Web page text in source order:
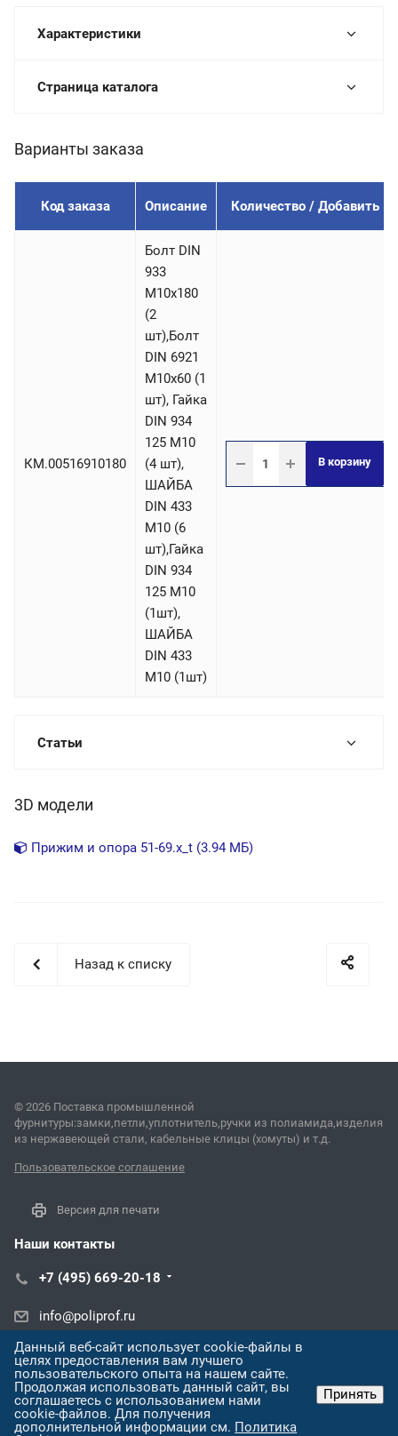
Характеристики
Страница каталога
Варианты заказа
Код заказа Описание Количество / Добавить
КМ.00516910180
Болт DIN
933
М10х180
(2
шт),Болт
DIN 6921
М10х60 (1
шт), Гайка
DIN 934
125 М10
(4 шт),
ШАЙБА
DIN 433
М10 (6
шт),Гайка
DIN 934
125 М10
(1шт),
ШАЙБА
DIN 433
М10 (1шт)
В корзину
Статьи
3D модели
Прижим и опора 51-69.x_t (3.94 МБ)
Назад к списку
© 2026 Поставка промышленной
фурнитуры:замки,петли,уплотнитель,ручки из полиамида,изделия
из нержавеющей стали, кабельные клицы (хомуты) и т.д.
Пользовательское соглашение
Версия для печати
Наши контакты
+7 (495) 669-20-18
info@poliprof.ru
ул. Черняховского, 86/1
Данный веб-сайт использует cookie-файлы в
целях предоставления вам лучшего
пользовательского опыта на нашем сайте.
Продолжая использовать данный сайт, вы
соглашаетесь с использованием нами
cookie-файлов. Для получения
дополнительной информации см. Политика
Принять